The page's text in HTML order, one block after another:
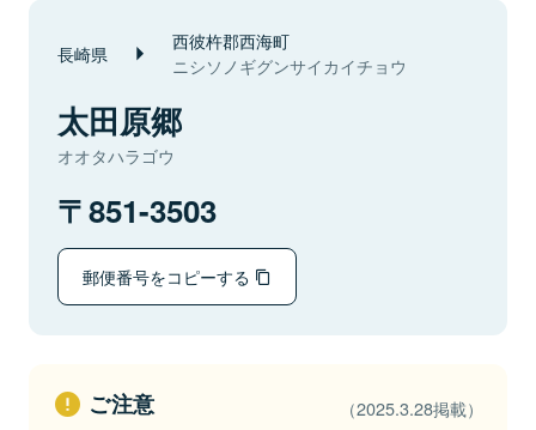
長崎県 西彼杵郡西海町
ニシソノギグンサイカイチョウ
太田原郷
オオタハラゴウ
851-3503
郵便番号をコピーする
ご注意 （2025.3.28掲載）